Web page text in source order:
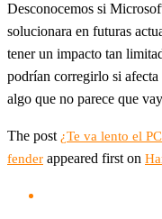
Desconocemos si
solucionara en futuras
tener un impacto tan
podrían corregirlo si
algo que no parece que
The post ¿Te va lento el
fender appeared first on